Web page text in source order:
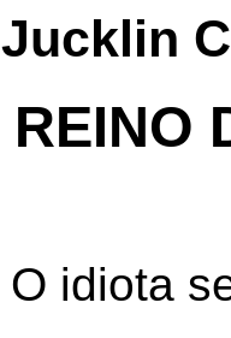
Jucklin
REINO
O idiota